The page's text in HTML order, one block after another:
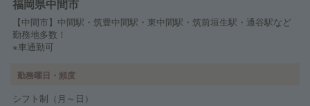
福岡県中間市
【中間市】中間駅・筑豊中間駅・東中間駅・筑前垣生駅・通谷駅など
勤務地多数！
※車通勤可
勤務曜日・頻度
シフト制（月～日）